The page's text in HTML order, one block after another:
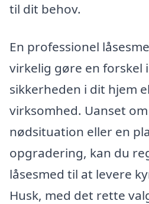
til dit behov.
En professionel
virkelig gøre en forskel
sikkerheden i dit hjem
virksomhed. Uanset
nødsituation eller en
opgradering, kan du
låsesmed til at levere
Husk, med det rette